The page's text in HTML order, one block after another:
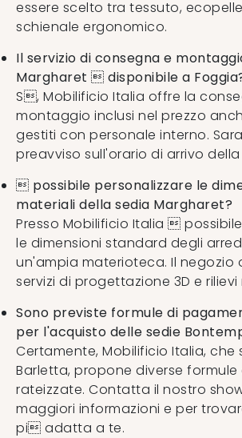
essere scelto tra tessuto,
schienale ergonomico.
Il servizio di consegna e
Margharet  disponibile a
S, Mobilificio Italia offre la
montaggio inclusi nel prezzo
gestiti con personale interno.
preavviso sull'orario di arrivo
 possibile personalizzare le
materiali della sedia Margharet?
Presso Mobilificio Italia 
le dimensioni standard degli
un'ampia materioteca. Il negozio
servizi di progettazione 3D e rilievi
Sono previste formule di
per l'acquisto delle sedie
Certamente, Mobilificio Italia, che
Barletta, propone diverse
rateizzate. Contatta il nostro
maggiori informazioni e per
pi adatta a te.